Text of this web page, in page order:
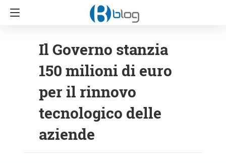
Il Governo stanzia
150 milioni di euro
per il rinnovo
tecnologico delle
aziende